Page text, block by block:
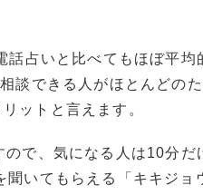
話占いと比べてもほぼ平均
談できる人がほとんどの
ットと言えます。
で、気になる人は10分だ
いてもらえる「キキジョ